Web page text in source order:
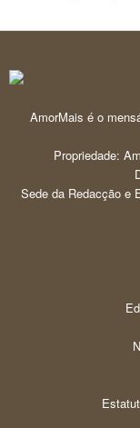
AmorMais é o
Propriedade:
Sede da Redacção e